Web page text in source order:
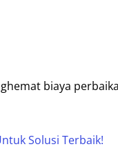
biaya
Solusi Terbaik!